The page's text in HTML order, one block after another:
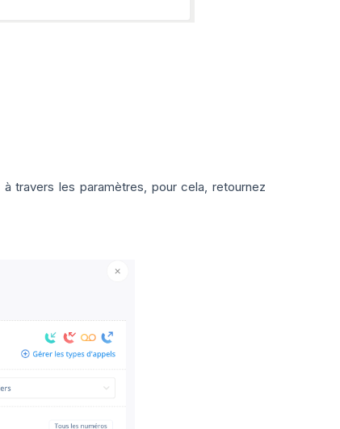
à travers les paramètres, pour cela, retournez